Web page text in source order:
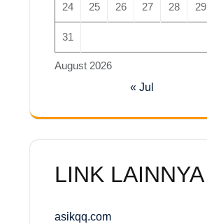
August 2026
24 25 26 27 28 29
31
« Jul
LINK LAINNYA
asikqq.com